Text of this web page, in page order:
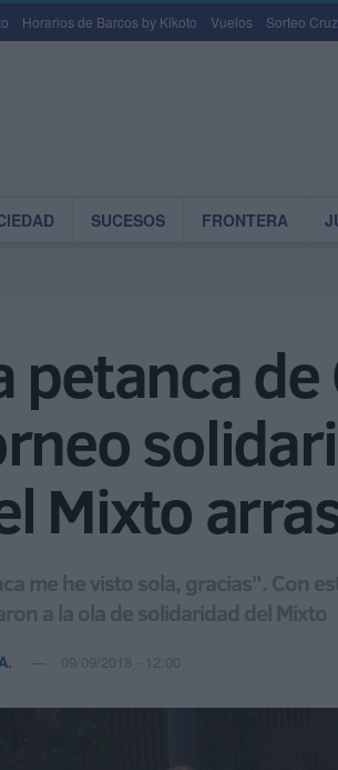
Horarios de Barcos by Kikoto Vuelos Sorteo
SUCESOS FRONTERA
petanca
Mixto
me he visto sola, gracias". Con
a la ola de solidaridad del Mixto
09/09/2018 - 12:00